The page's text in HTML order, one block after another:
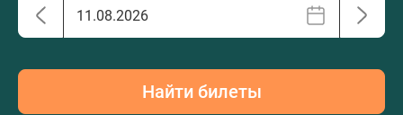
Найти билеты